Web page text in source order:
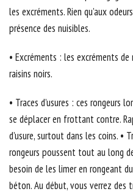
les excréments. Rien qu’aux
présence des nuisibles.
• Excréments : les excréments
raisins noirs.
• Traces d’usures : ces
se déplacer en frottant contre.
d’usure, surtout dans les coins. •
rongeurs poussent tout au long
besoin de les limer en rongeant
béton. Au début, vous verrez des